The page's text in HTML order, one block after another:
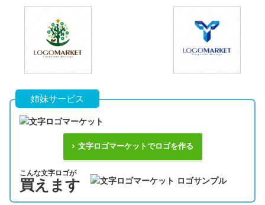
姉妹サービス
文字ロゴマーケットでロゴを作る
こんな文字ロゴが
買えます